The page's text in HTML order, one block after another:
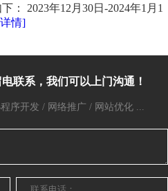
： 2023年12月30日-2024年1月1
情]
联系，我们可以上门沟通！
序开发 / 网络推广 / 网站优化 ...